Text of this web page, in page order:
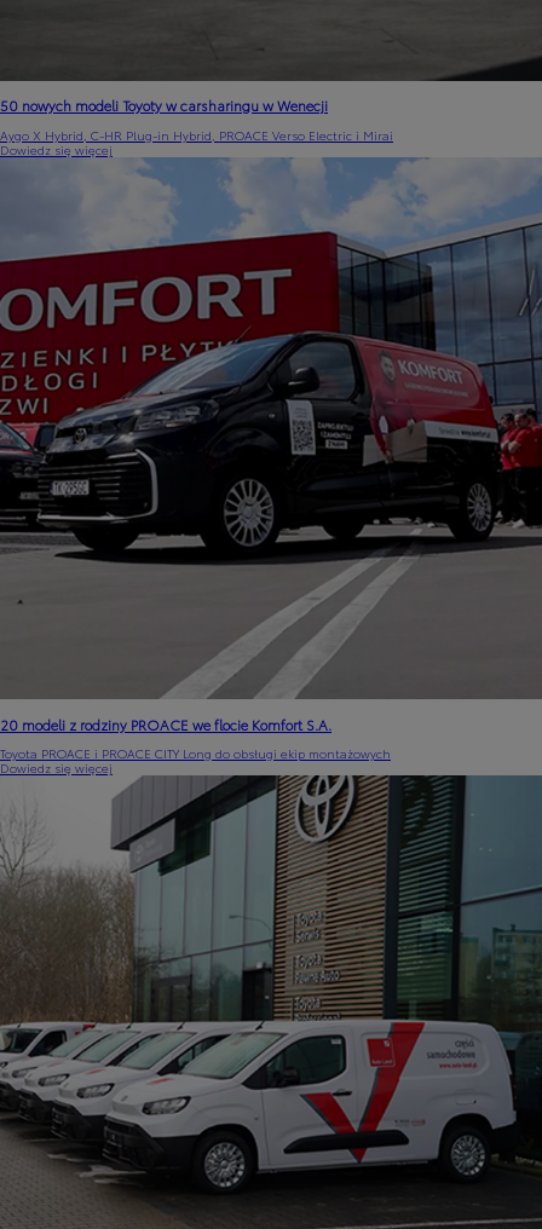
50 nowych modeli Toyoty w carsharingu w Wenecji
Aygo X Hybrid, C-HR Plug-in Hybrid, PROACE Verso Electric i Mirai
Dowiedz się więcej
20 modeli z rodziny PROACE we flocie Komfort S.A.
Toyota PROACE i PROACE CITY Long do obsługi ekip montażowych
Dowiedz się więcej